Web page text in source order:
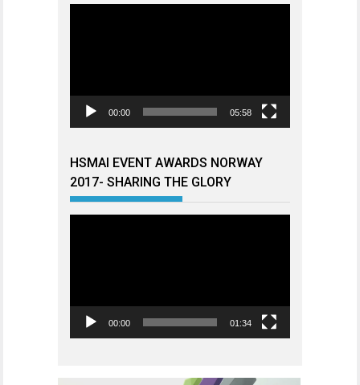
00:00 05:58
HSMAI EVENT AWARDS NORWAY
2017- SHARING THE GLORY
00:00 01:34